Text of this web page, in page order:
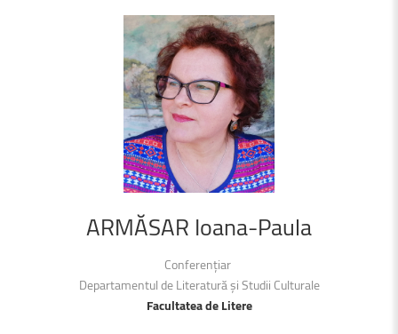
ARMĂSAR Ioana-Paula
Conferențiar
Departamentul de Literatură și Studii Culturale
Facultatea de Litere